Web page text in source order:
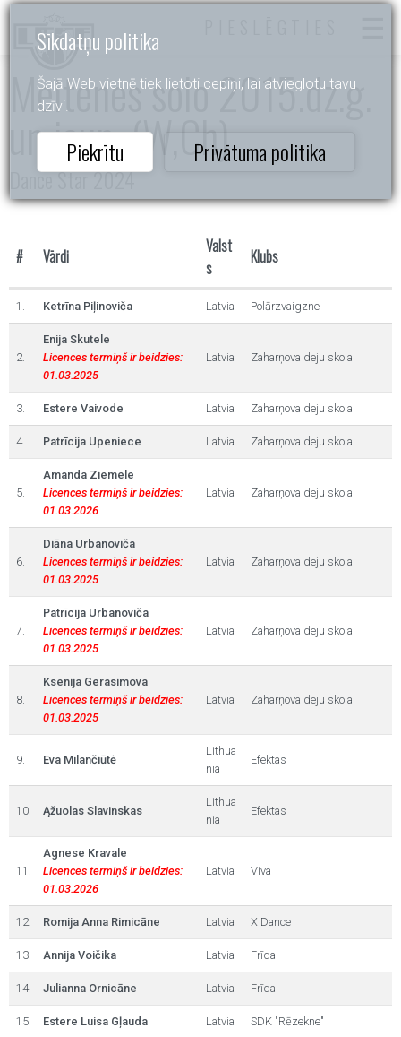
Sīkdatņu politika
Šajā Web vietnē tiek lietoti cepiņi, lai atvieglotu tavu
dzīvi.
Piekrītu Privātuma politika
Meitenes solo 2015.dz.g.
un jaun. (W,Ch)
Dance Star 2024
# Vārdi
Valst
s
Klubs
1. Ketrīna Piļinoviča Latvia Polārzvaigzne
2.
Enija Skutele
Licences termiņš ir beidzies:
01.03.2025
Latvia Zaharņova deju skola
3. Estere Vaivode Latvia Zaharņova deju skola
4. Patrīcija Upeniece Latvia Zaharņova deju skola
5.
Amanda Ziemele
Licences termiņš ir beidzies:
01.03.2026
Latvia Zaharņova deju skola
6.
Diāna Urbanoviča
Licences termiņš ir beidzies:
01.03.2025
Latvia Zaharņova deju skola
7.
Patrīcija Urbanoviča
Licences termiņš ir beidzies:
01.03.2025
Latvia Zaharņova deju skola
8.
Ksenija Gerasimova
Licences termiņš ir beidzies:
01.03.2025
Latvia Zaharņova deju skola
9. Eva Milančiūtė
Lithua
nia
Efektas
10. Ąžuolas Slavinskas
Lithua
nia
Efektas
11.
Agnese Kravale
Licences termiņš ir beidzies:
01.03.2026
Latvia Viva
12. Romija Anna Rimicāne Latvia X Dance
13. Annija Voičika Latvia Frīda
14. Julianna Ornicāne Latvia Frīda
15. Estere Luisa Gļauda Latvia SDK "Rēzekne"